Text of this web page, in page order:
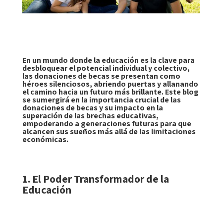
En un mundo donde la educación es la clave para
desbloquear el potencial individual y colectivo,
las donaciones de becas se presentan como
héroes silenciosos, abriendo puertas y allanando
el camino hacia un futuro más brillante. Este blog
se sumergirá en la importancia crucial de las
donaciones de becas y su impacto en la
superación de las brechas educativas,
empoderando a generaciones futuras para que
alcancen sus sueños más allá de las limitaciones
económicas.
1. El Poder Transformador de la
Educación